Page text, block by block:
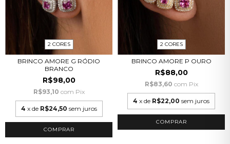
2 CORES
BRINCO AMORE G RÓDIO
BRANCO
R$98,00
R$93,10 com Pix
4 x de R$24,50 sem juros
COMPRAR
2 CORES
BRINCO AMORE P OURO
R$88,00
R$83,60 com Pix
4 x de R$22,00 sem juros
COMPRAR